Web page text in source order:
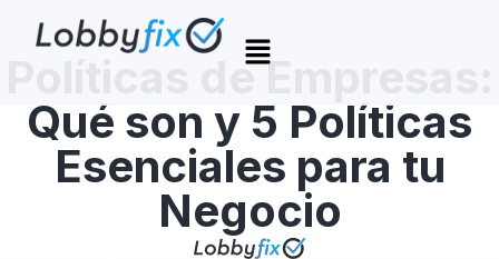
Políticas de Empresas:
Qué son y 5 Políticas
Esenciales para tu
Negocio